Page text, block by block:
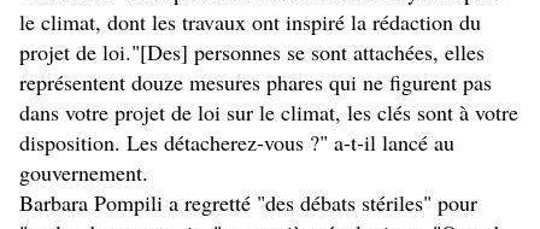
le climat, dont les travaux ont inspiré la rédaction du
projet de loi."[Des] personnes se sont attachées, elles
représentent douze mesures phares qui ne figurent pas
dans votre projet de loi sur le climat, les clés sont à votre
disposition. Les détacherez-vous ?" a-t-il lancé au
gouvernement.
Barbara Pompili a regretté "des débats stériles" pour